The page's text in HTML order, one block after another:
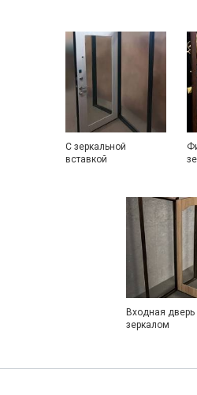
С зеркальной
вставкой
Входная дверь
зеркалом